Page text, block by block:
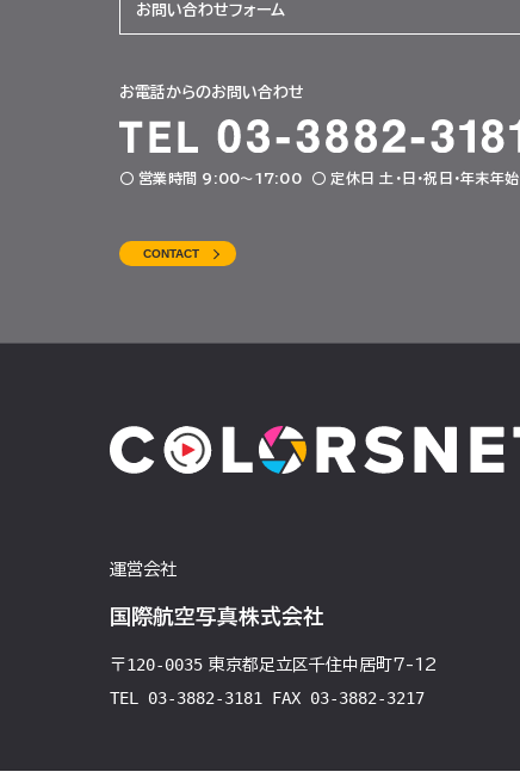
お問い合わせフォーム
お電話からのお問い合わせ
○ 営業時間 9:00〜17:00 ○ 定休日 土・日・祝日・年末年始
CONTACT
運営会社
国際航空写真株式会社
〒120-0035 東京都足立区千住中居町7-12
TEL 03-3882-3181 FAX 03-3882-3217